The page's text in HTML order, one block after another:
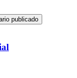
publicado